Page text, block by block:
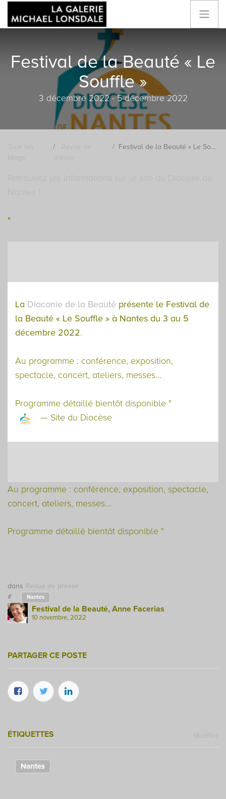
Festival de la Beauté « Le
Souffle »
3 décembre 2022 - 5 décembre 2022
Festival de la Beauté « Le Souffle »
"
La Diaconie de la Beauté présente le Festival de
la Beauté « Le Souffle » à Nantes du 3 au 5
décembre 2022.
Au programme : conférence, exposition,
spectacle, concert, ateliers, messes…
Programme détaillé bientôt disponible "
— Site du Diocèse
Au programme : conférence, exposition, spectacle,
concert, ateliers, messes…
Programme détaillé bientôt disponible "
dans
#
Nantes
Festival de la Beauté, Anne Facerias
10 novembre, 2022
PARTAGER CE POSTE
ÉTIQUETTES
Nantes